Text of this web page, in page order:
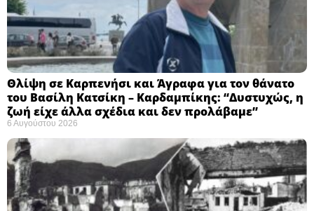
Θλίψη σε Καρπενήσι και Άγραφα για τον θάνατο
του Βασίλη Κατσίκη – Καρδαμπίκης: “Δυστυχώς, η
ζωή είχε άλλα σχέδια και δεν προλάβαμε”
6 Αυγούστου 2026